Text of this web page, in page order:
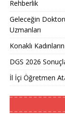
Rehberlik
Geleceğin
Uzmanları
Konaklı
DGS 2026
İl İçi Öğretmen